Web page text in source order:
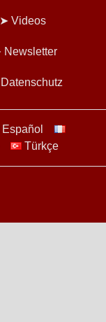
Videos
Newsletter
Datenschutz
Español
Türkçe